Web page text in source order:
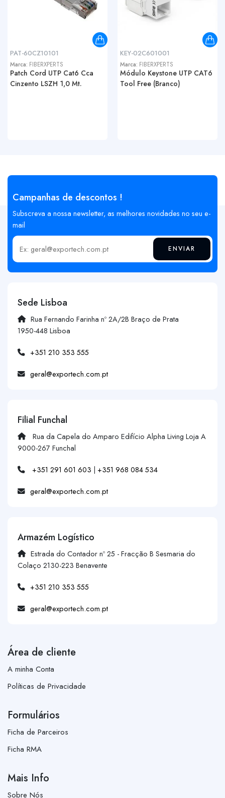
PAT-60CZ10101
Marca: FIBERXPERTS
Patch Cord UTP Cat6 Cca
Cinzento LSZH 1,0 Mt.
KEY-02C601001
Marca: FIBERXPERTS
Módulo Keystone UTP CAT6
Tool Free (Branco)
Campanhas de descontos !
Subscreva a nossa newsletter, as melhores novidades no seu e-
mail
Insira o seu email ENVIAR
Sede Lisboa
Rua Fernando Farinha nº 2A/2B Braço de Prata
1950-448 Lisboa
+351 210 353 555
geral@exportech.com.pt
Filial Funchal
Rua da Capela do Amparo Edifício Alpha Living Loja A
9000-267 Funchal
+351 291 601 603 | +351 968 084 534
geral@exportech.com.pt
Armazém Logístico
Estrada do Contador nº 25 - Fracção B Sesmaria do
Colaço 2130-223 Benavente
+351 210 353 555
geral@exportech.com.pt
Área de cliente
A minha Conta
Políticas de Privacidade
Formulários
Ficha de Parceiros
Ficha RMA
Mais Info
Sobre Nós